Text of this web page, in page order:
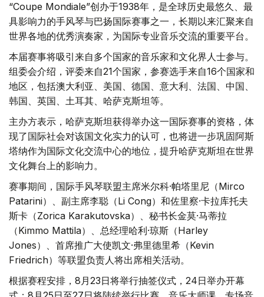
“Coupe Mondiale”创办于1938年，是全球历史最悠久、最
具影响力的手风琴与巴扬国际赛事之一，长期以来汇聚来自
世界各地的优秀演奏家，为国际专业音乐交流的重要平台。
本届赛事将吸引来自多个国家的音乐家和文化界人士参与。
组委会介绍，评委来自21个国家，参赛选手来自16个国家和
地区，包括澳大利亚、美国、德国、意大利、法国、中国、
韩国、英国、土耳其、哈萨克斯坦等。
主办方表示，哈萨克斯坦获得举办这一国际赛事的资格，体
现了国际社会对该国文化实力的认可，也将进一步巩固阿斯
塔纳作为国际文化交流中心的地位，提升哈萨克斯坦在世界
文化舞台上的影响力。
赛事期间，国际手风琴联盟主席米尔科·帕塔里尼（Mirco
Patarini）、副主席李聪（Li Cong）和佐里察·卡拉库托夫
斯卡（Zorica Karakutovska）、秘书长金莫·马蒂拉
（Kimmo Mattila）、总经理哈利·琼斯（Harley
Jones）、首席推广大使凯文·弗里德里希（Kevin
Friedrich）等联盟负责人将出席相关活动。
根据赛程安排，8月23日将举行抽签仪式，24日举办开幕